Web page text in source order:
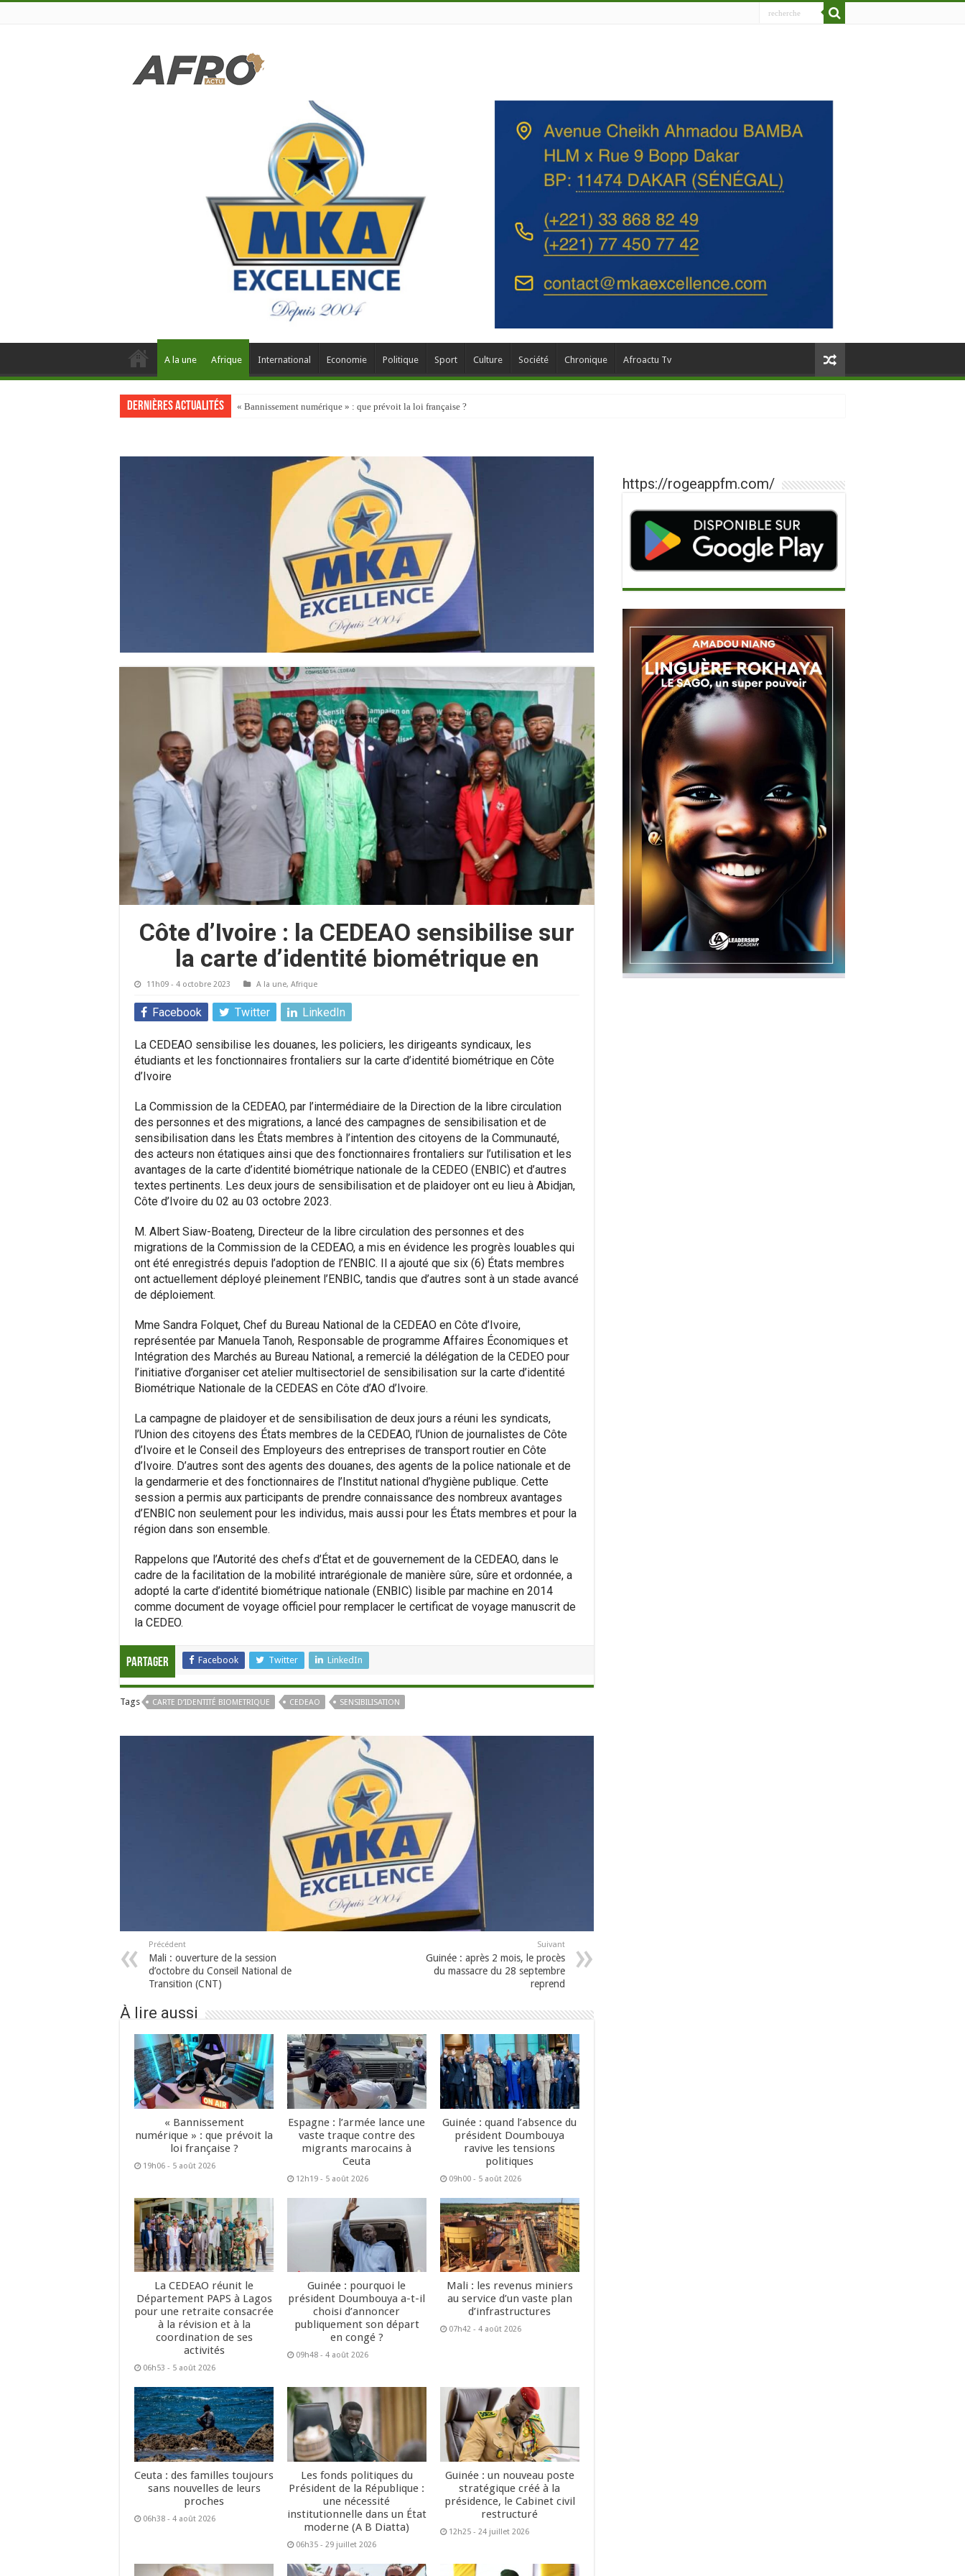
A la une Afrique International Economie Politique Sport Culture Société Chronique Afroactu Tv
Dernières actualités « Bannissement numérique » : que prévoit la loi française ?
Côte d’Ivoire : la CEDEAO sensibilise sur
la carte d’identité biométrique en
11h09 - 4 octobre 2023 A la une, Afrique
Facebook Twitter LinkedIn
La CEDEAO sensibilise les douanes, les policiers, les dirigeants syndicaux, les
étudiants et les fonctionnaires frontaliers sur la carte d’identité biométrique en Côte
d’Ivoire
La Commission de la CEDEAO, par l’intermédiaire de la Direction de la libre circulation
des personnes et des migrations, a lancé des campagnes de sensibilisation et de
sensibilisation dans les États membres à l’intention des citoyens de la Communauté,
des acteurs non étatiques ainsi que des fonctionnaires frontaliers sur l’utilisation et les
avantages de la carte d’identité biométrique nationale de la CEDEO (ENBIC) et d’autres
textes pertinents. Les deux jours de sensibilisation et de plaidoyer ont eu lieu à Abidjan,
Côte d’Ivoire du 02 au 03 octobre 2023.
M. Albert Siaw-Boateng, Directeur de la libre circulation des personnes et des
migrations de la Commission de la CEDEAO, a mis en évidence les progrès louables qui
ont été enregistrés depuis l’adoption de l’ENBIC. Il a ajouté que six (6) États membres
ont actuellement déployé pleinement l’ENBIC, tandis que d’autres sont à un stade avancé
de déploiement.
Mme Sandra Folquet, Chef du Bureau National de la CEDEAO en Côte d’Ivoire,
représentée par Manuela Tanoh, Responsable de programme Affaires Économiques et
Intégration des Marchés au Bureau National, a remercié la délégation de la CEDEO pour
l’initiative d’organiser cet atelier multisectoriel de sensibilisation sur la carte d’identité
Biométrique Nationale de la CEDEAS en Côte d’AO d’Ivoire.
La campagne de plaidoyer et de sensibilisation de deux jours a réuni les syndicats,
l’Union des citoyens des États membres de la CEDEAO, l’Union de journalistes de Côte
d’Ivoire et le Conseil des Employeurs des entreprises de transport routier en Côte
d’Ivoire. D’autres sont des agents des douanes, des agents de la police nationale et de
la gendarmerie et des fonctionnaires de l’Institut national d’hygiène publique. Cette
session a permis aux participants de prendre connaissance des nombreux avantages
d’ENBIC non seulement pour les individus, mais aussi pour les États membres et pour la
région dans son ensemble.
Rappelons que l’Autorité des chefs d’État et de gouvernement de la CEDEAO, dans le
cadre de la facilitation de la mobilité intrarégionale de manière sûre, sûre et ordonnée, a
adopté la carte d’identité biométrique nationale (ENBIC) lisible par machine en 2014
comme document de voyage officiel pour remplacer le certificat de voyage manuscrit de
la CEDEO.
Partager Facebook Twitter LinkedIn
Tags CARTE D’IDENTITÉ BIOMETRIQUE CEDEAO SENSIBILISATION
Précédent
Mali : ouverture de la session
d’octobre du Conseil National de
Transition (CNT)
Suivant
Guinée : après 2 mois, le procès
du massacre du 28 septembre
reprend
À lire aussi
« Bannissement
numérique » : que prévoit la
loi française ?
19h06 - 5 août 2026
Espagne : l’armée lance une
vaste traque contre des
migrants marocains à
Ceuta
12h19 - 5 août 2026
Guinée : quand l’absence du
président Doumbouya
ravive les tensions
politiques
09h00 - 5 août 2026
La CEDEAO réunit le
Département PAPS à Lagos
pour une retraite consacrée
à la révision et à la
coordination de ses
activités
06h53 - 5 août 2026
Guinée : pourquoi le
président Doumbouya a-t-il
choisi d’annoncer
publiquement son départ
en congé ?
09h48 - 4 août 2026
Mali : les revenus miniers
au service d’un vaste plan
d’infrastructures
07h42 - 4 août 2026
Ceuta : des familles toujours
sans nouvelles de leurs
proches
06h38 - 4 août 2026
Les fonds politiques du
Président de la République :
une nécessité
institutionnelle dans un État
moderne (A B Diatta)
06h35 - 29 juillet 2026
Guinée : un nouveau poste
stratégique créé à la
présidence, le Cabinet civil
restructuré
12h25 - 24 juillet 2026
https://rogeappfm.com/